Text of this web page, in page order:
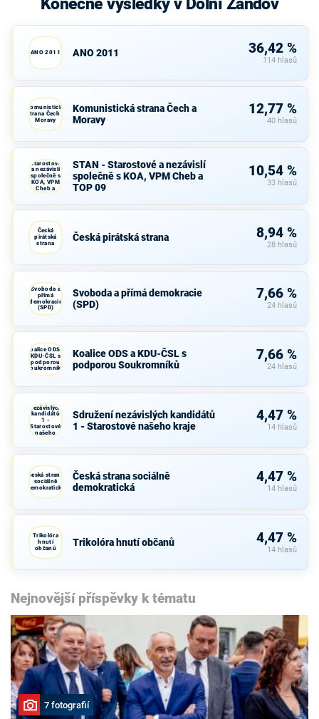
Konečné výsledky v Dolní Žandov
ANO 2011 ANO 2011 36,42 %
114 hlasů
Komunistická
strana Čech a
Moravy
Komunistická strana Čech a
Moravy
12,77 %
40 hlasů
Starostové
a nezávislí
společně s
KOA, VPM
Cheb a
TOP 09
STAN - Starostové a nezávislí
společně s KOA, VPM Cheb a
TOP 09
10,54 %
33 hlasů
Česká
pirátská
strana
Česká pirátská strana 8,94 %
28 hlasů
Svoboda a
přímá
demokracie
(SPD)
Svoboda a přímá demokracie
(SPD)
7,66 %
24 hlasů
Koalice ODS a
KDU-ČSL s
podporou
Soukromníků
Koalice ODS a KDU-ČSL s
podporou Soukromníků
7,66 %
24 hlasů
nezávislých
kandidátů
1 -
Starostové
našeho
kraje
Sdružení nezávislých kandidátů
1 - Starostové našeho kraje
4,47 %
14 hlasů
Česká strana
sociálně
demokratická
Česká strana sociálně
demokratická
4,47 %
14 hlasů
Trikolóra
hnutí
občanů
Trikolóra hnutí občanů 4,47 %
14 hlasů
Nejnovější příspěvky k tématu
7 fotografií